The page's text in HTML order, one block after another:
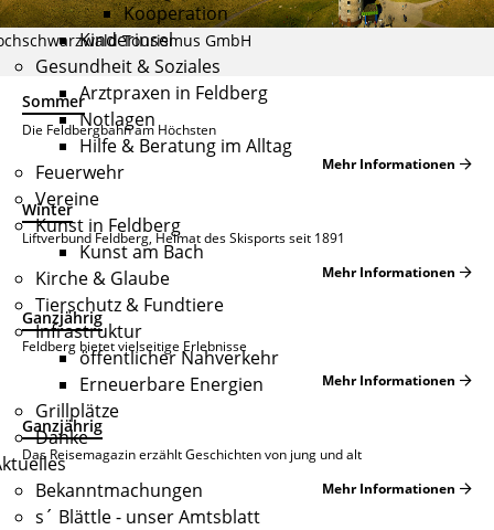
Kooperation
Kinderinsel
Gesundheit & Soziales
Arztpraxen in Feldberg
Notlagen
Hilfe & Beratung im Alltag
Feuerwehr
Vereine
Kunst in Feldberg
Kunst am Bach
Kirche & Glaube
Tierschutz & Fundtiere
Infrastruktur
öffentlicher Nahverkehr
Erneuerbare Energien
Grillplätze
Danke
Bekanntmachungen
s´ Blättle - unser Amtsblatt
Tourismus GmbH
Sommer
Die Feldbergbahn am Höchsten
Mehr Informationen
Winter
Liftverbund Feldberg, Heimat des Skisports seit 1891
Mehr Informationen
Ganzjährig
Feldberg bietet vielseitige Erlebnisse
Mehr Informationen
Ganzjährig
Das Reisemagazin erzählt Geschichten von jung und alt
Mehr Informationen